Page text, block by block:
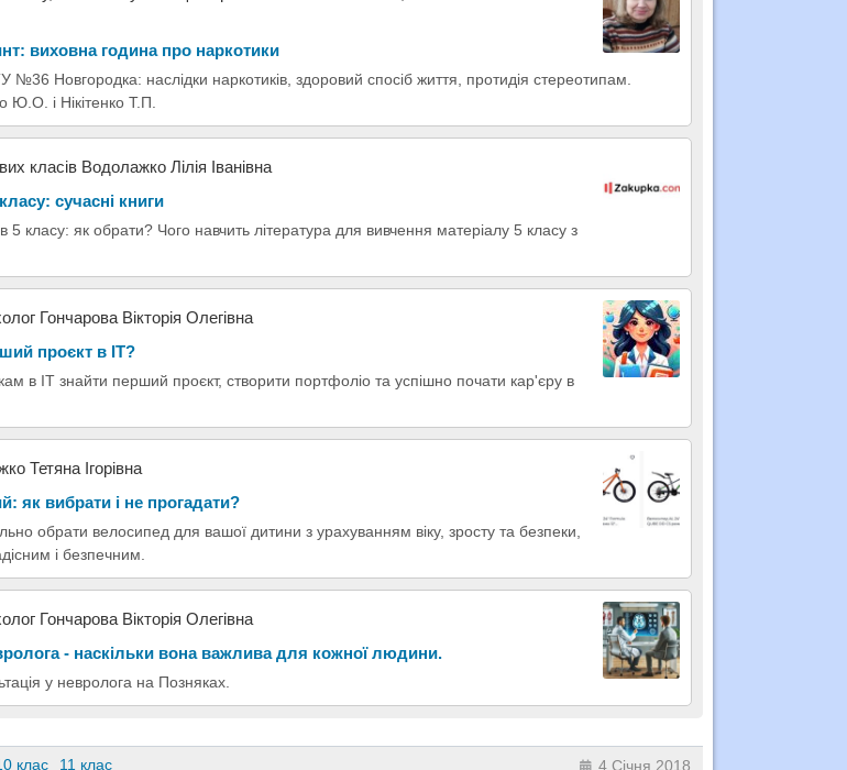
виховна година про наркотики
№36 Новгородка: наслідки наркотиків, здоровий спосіб життя, протидія стереотипам.
Ю.О. і Нікітенко Т.П.
класів Водолажко Лілія Іванівна
сучасні книги
5 класу: як обрати? Чого навчить література для вивчення матеріалу 5 класу з
Гончарова Вікторія Олегівна
проєкт в ІТ?
в ІТ знайти перший проєкт, створити портфоліо та успішно почати кар'єру в
Тетяна Ігорівна
як вибрати і не прогадати?
обрати велосипед для вашої дитини з урахуванням віку, зросту та безпеки,
і безпечним.
Гончарова Вікторія Олегівна
- наскільки вона важлива для кожної людини.
у невролога на Позняках.
клас 11 клас 4 Січня 2018